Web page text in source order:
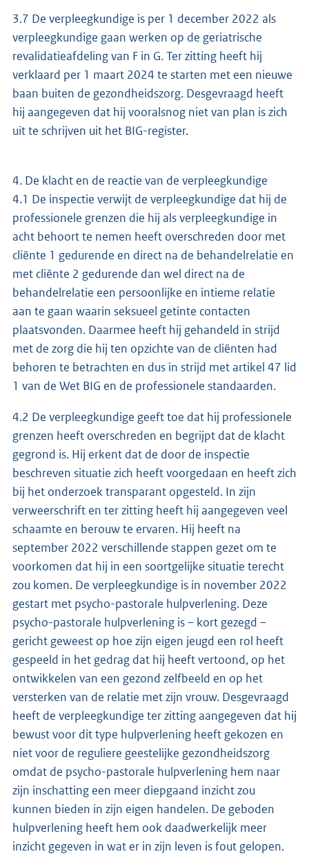
3.7 De verpleegkundige is per 1 december 2022 als
verpleegkundige gaan werken op de geriatrische
revalidatieafdeling van F in G. Ter zitting heeft hij
verklaard per 1 maart 2024 te starten met een nieuwe
baan buiten de gezondheidszorg. Desgevraagd heeft
hij aangegeven dat hij vooralsnog niet van plan is zich
uit te schrijven uit het BIG-register.
4. De klacht en de reactie van de verpleegkundige
4.1 De inspectie verwijt de verpleegkundige dat hij de
professionele grenzen die hij als verpleegkundige in
acht behoort te nemen heeft overschreden door met
cliënte 1 gedurende en direct na de behandelrelatie en
met cliënte 2 gedurende dan wel direct na de
behandelrelatie een persoonlijke en intieme relatie
aan te gaan waarin seksueel getinte contacten
plaatsvonden. Daarmee heeft hij gehandeld in strijd
met de zorg die hij ten opzichte van de cliënten had
behoren te betrachten en dus in strijd met artikel 47 lid
1 van de Wet BIG en de professionele standaarden.
4.2 De verpleegkundige geeft toe dat hij professionele
grenzen heeft overschreden en begrijpt dat de klacht
gegrond is. Hij erkent dat de door de inspectie
beschreven situatie zich heeft voorgedaan en heeft zich
bij het onderzoek transparant opgesteld. In zijn
verweerschrift en ter zitting heeft hij aangegeven veel
schaamte en berouw te ervaren. Hij heeft na
september 2022 verschillende stappen gezet om te
voorkomen dat hij in een soortgelijke situatie terecht
zou komen. De verpleegkundige is in november 2022
gestart met psycho-pastorale hulpverlening. Deze
psycho-pastorale hulpverlening is – kort gezegd –
gericht geweest op hoe zijn eigen jeugd een rol heeft
gespeeld in het gedrag dat hij heeft vertoond, op het
ontwikkelen van een gezond zelfbeeld en op het
versterken van de relatie met zijn vrouw. Desgevraagd
heeft de verpleegkundige ter zitting aangegeven dat hij
bewust voor dit type hulpverlening heeft gekozen en
niet voor de reguliere geestelijke gezondheidszorg
omdat de psycho-pastorale hulpverlening hem naar
zijn inschatting een meer diepgaand inzicht zou
kunnen bieden in zijn eigen handelen. De geboden
hulpverlening heeft hem ook daadwerkelijk meer
inzicht gegeven in wat er in zijn leven is fout gelopen.